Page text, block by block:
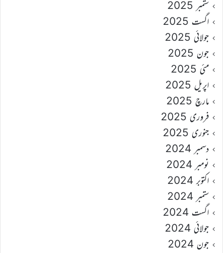
ستمبر 2025
اگست 2025
جولائی 2025
جون 2025
مئی 2025
اپریل 2025
مارچ 2025
فروری 2025
جنوری 2025
دسمبر 2024
نومبر 2024
اکتوبر 2024
ستمبر 2024
اگست 2024
جولائی 2024
جون 2024